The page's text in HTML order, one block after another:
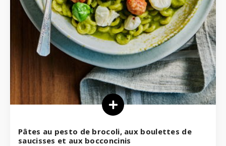
Pâtes au pesto de brocoli, aux boulettes de
saucisses et aux bocconcinis